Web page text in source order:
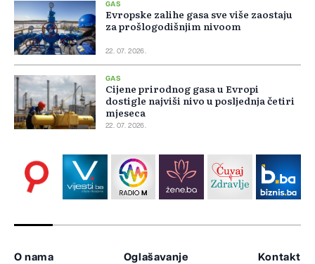
GAS
Evropske zalihe gasa sve više zaostaju
za prošlogodišnjim nivoom
22. 07. 2026.
GAS
Cijene prirodnog gasa u Evropi
dostigle najviši nivo u posljednja četiri
mjeseca
22. 07. 2026.
O nama Oglašavanje Kontakt